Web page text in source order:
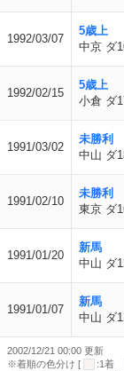
1992/03/07
5歳上
中京 ダ
1992/02/15
5歳上
小倉 ダ
1991/03/02
未勝利
中山 ダ
1991/02/10
未勝利
東京 ダ
1991/01/20
新馬
中山 ダ
1991/01/07
新馬
中山 ダ
2002/12/21 00:00 更新
※着順の色分け [
:1着